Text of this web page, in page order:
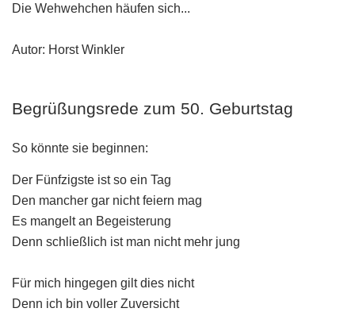
Die Wehwehchen häufen sich...
Autor: Horst Winkler
Begrüßungsrede zum 50. Geburtstag
So könnte sie beginnen:
Der Fünfzigste ist so ein Tag
Den mancher gar nicht feiern mag
Es mangelt an Begeisterung
Denn schließlich ist man nicht mehr jung
Für mich hingegen gilt dies nicht
Denn ich bin voller Zuversicht